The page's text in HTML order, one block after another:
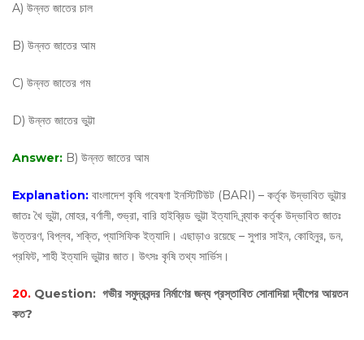
A) উন্নত জাতের চাল
B) উন্নত জাতের আম
C) উন্নত জাতের গম
D) উন্নত জাতের ভুট্টা
Answer: B) উন্নত জাতের আম
Explanation: বাংলাদেশ কৃষি গবেষণা ইনস্টিটিউট (BARI) – কর্তৃক উদ্ভাবিত ভুট্টার
জাতঃ খৈ ভুট্টা, মোহর, বর্ণালী, শুভ্রা, বারি হাইব্রিড ভুট্টা ইত্যাদি ব্র্যাক কর্তৃক উদ্ভাবিত জাতঃ
উত্তরণ, বিপ্লব, শক্তি, প্যাসিফিক ইত্যাদি। এছাড়াও রয়েছে – সুপার সাইন, কোহিনুর, ডন,
প্রফিট, শাহী ইত্যাদি ভুট্টার জাত। উৎসঃ কৃষি তথ্য সার্ভিস।
20. Question: গভীর সমুদ্রবন্দর নির্মাণের জন্য প্রস্তাবিত সোনাদিয়া দ্বীপের আয়তন
কত?